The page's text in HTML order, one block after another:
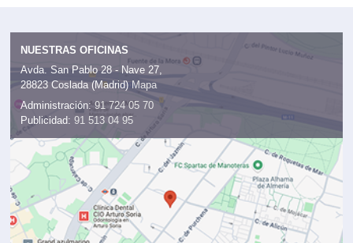
NUESTRAS OFICINAS
Avda. San Pablo 28 - Nave 27,
28823 Coslada (Madrid) Mapa
Administración: 91 724 05 70
Publicidad: 91 513 04 95